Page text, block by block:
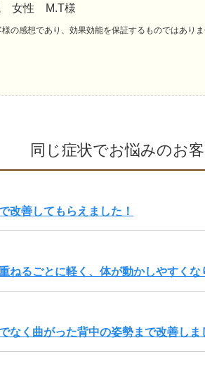
女性 M.T様
の感想であり、効果効能を保証するものではありま
同じ症状でお悩みのお
改善してもらえました！
ねるごとに軽く、体が動かしやすくな
なく曲がった背中の姿勢まで改善しま